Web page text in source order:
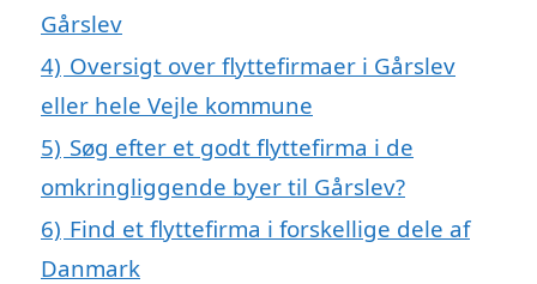
Gårslev
4) Oversigt over flyttefirmaer i Gårslev
eller hele Vejle kommune
5) Søg efter et godt flyttefirma i de
omkringliggende byer til Gårslev?
6) Find et flyttefirma i forskellige dele af
Danmark